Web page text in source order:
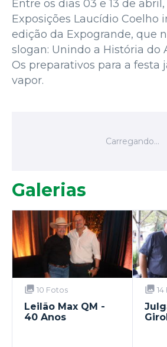
Entre os dias 03 e 13 de
Exposições Laucídio Coelho
edição da Expogrande, que
slogan: Unindo a História do
Os preparativos para a festa
vapor.
Galerias
10 Fotos
Leilão Max QM -
40 Anos